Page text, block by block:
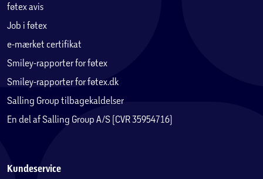
føtex avis
Job i føtex
e-mærket certifikat
Smiley-rapporter for føtex
Smiley-rapporter for føtex.dk
Salling Group tilbagekaldelser
En del af Salling Group A/S (CVR 35954716)
Kundeservice